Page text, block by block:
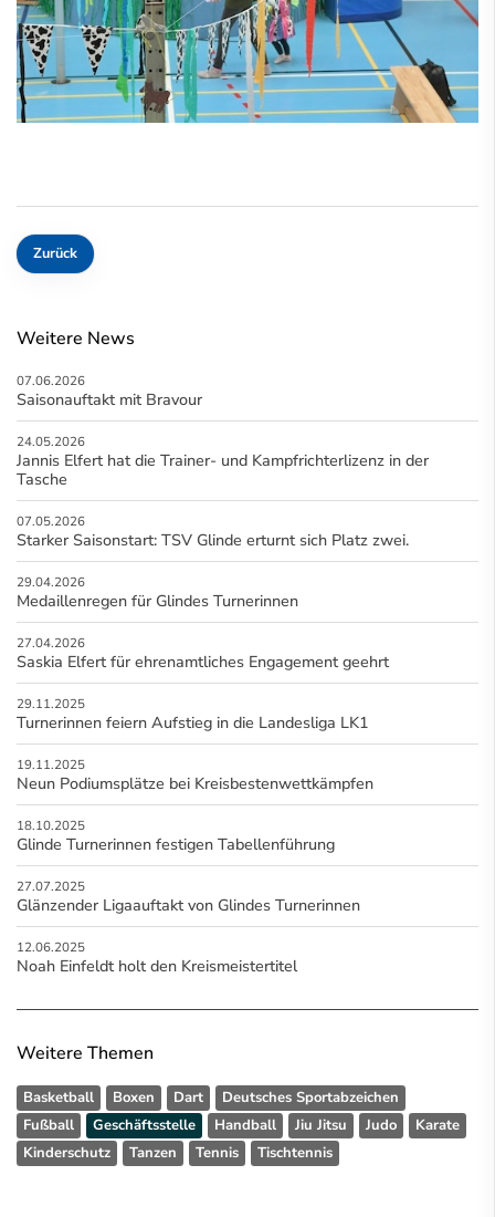
Zurück
Weitere News
07.06.2026
Saisonauftakt mit Bravour
24.05.2026
Jannis Elfert hat die Trainer- und Kampfrichterlizenz in der
Tasche
07.05.2026
Starker Saisonstart: TSV Glinde erturnt sich Platz zwei.
29.04.2026
Medaillenregen für Glindes Turnerinnen
27.04.2026
Saskia Elfert für ehrenamtliches Engagement geehrt
29.11.2025
Turnerinnen feiern Aufstieg in die Landesliga LK1
19.11.2025
Neun Podiumsplätze bei Kreisbestenwettkämpfen
18.10.2025
Glinde Turnerinnen festigen Tabellenführung
27.07.2025
Glänzender Ligaauftakt von Glindes Turnerinnen
12.06.2025
Noah Einfeldt holt den Kreismeistertitel
Weitere Themen
Basketball Boxen Dart
Deutsches Sportabzeichen
Fußball
Geschäftsstelle Handball Jiu Jitsu Judo
Karate
Kinderschutz
Tanzen Tennis Tischtennis